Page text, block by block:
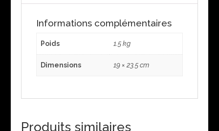
Informations complémentaires
Poids 1.5 kg
Dimensions 19 × 23.5 cm
Produits similaires